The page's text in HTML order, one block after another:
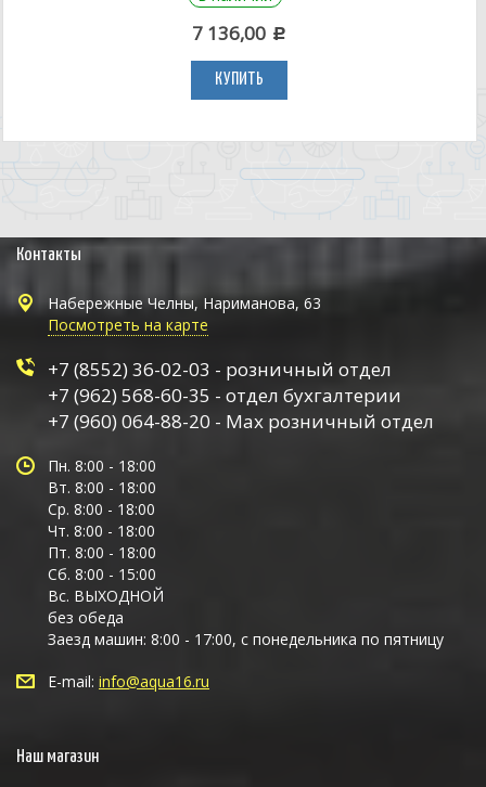
7 136,00 c
КУПИТЬ
Контакты
Набережные Челны, Нариманова, 63
Посмотреть на карте
+7 (8552) 36-02-03 - розничный отдел
+7 (962) 568-60-35 - отдел бухгалтерии
+7 (960) 064-88-20 - Max розничный отдел
Пн. 8:00 - 18:00
Вт. 8:00 - 18:00
Ср. 8:00 - 18:00
Чт. 8:00 - 18:00
Пт. 8:00 - 18:00
Сб. 8:00 - 15:00
Вс. ВЫХОДНОЙ
без обеда
Заезд машин: 8:00 - 17:00, с понедельника по пятницу
E-mail: info@aqua16.ru
Наш магазин